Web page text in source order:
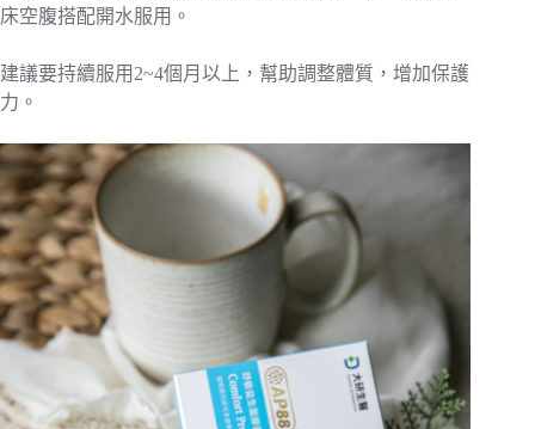
床空腹搭配開水服用。
建議要持續服用2~4個月以上，幫助調整體質，增加保護
力。